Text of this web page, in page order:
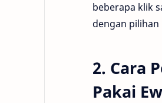
beberapa klik
dengan
2. Cara
Pakai